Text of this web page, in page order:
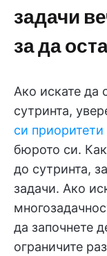
задачи
за да
Ако искате да
сутринта,
си приоритети
бюрото си.
до сутринта,
задачи. Ако
да започнете
ограничите